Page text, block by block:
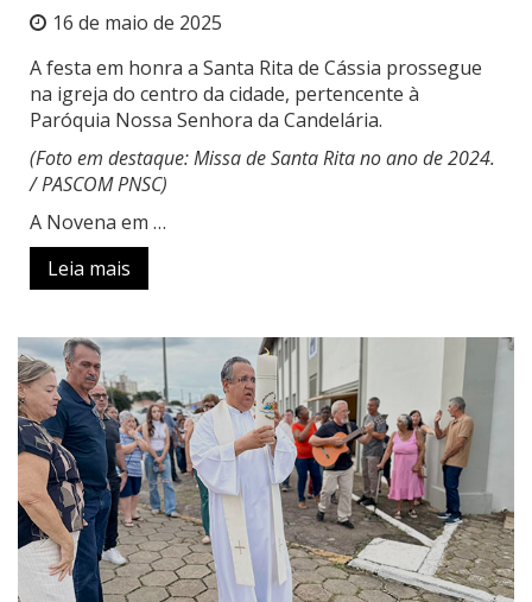
16 de maio de 2025
A festa em honra a Santa Rita de Cássia prossegue
na igreja do centro da cidade, pertencente à
Paróquia Nossa Senhora da Candelária.
(Foto em destaque: Missa de Santa Rita no ano de 2024.
/ PASCOM PNSC)
A Novena em …
Leia mais